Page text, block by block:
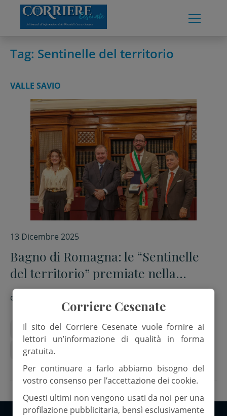
content
Tag: Sentinelle del territorio
VALLE SAVIO
13 Dicembre 2025
Bagno di Romagna: le “Sentinelle
del territorio” premiate nella
rassegna “100 ambasciatori
nazionali”
di
Comune di Bagno di Romagna
Sentinelle del territorio
Corriere Cesenate
Il sito del Corriere Cesenate vuole fornire ai
lettori un’informazione di qualità in forma
gratuita.
Per continuare a farlo abbiamo bisogno del
vostro consenso per l’accettazione dei cookie.
Questi ultimi non vengono usati da noi per una
profilazione pubblicitaria, bensì esclusivamente